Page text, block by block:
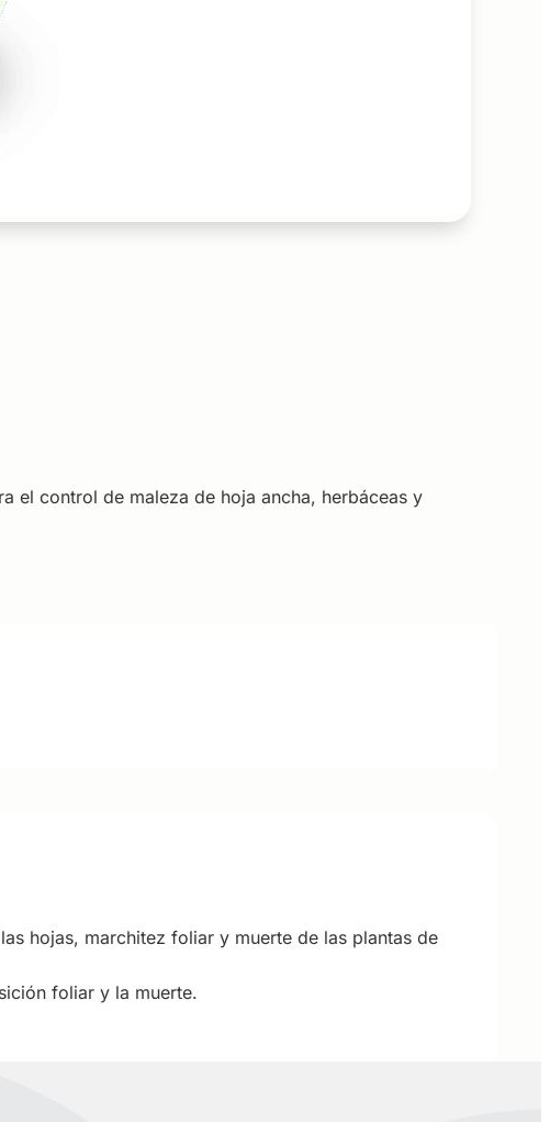
el control de maleza de hoja ancha, herbáceas y
hojas, marchitez foliar y muerte de las plantas de
foliar y la muerte.